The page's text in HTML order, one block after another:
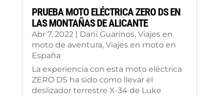
PRUEBA MOTO ELÉCTRICA ZERO DS EN
LAS MONTAÑAS DE ALICANTE
Abr 7, 2022| Dani Guarinos, Viajes en
moto de aventura, Viajes en moto en
España
La experiencia con esta moto eléctrica
ZERO DS ha sido como llevar el
deslizador terrestre X-34 de Luke